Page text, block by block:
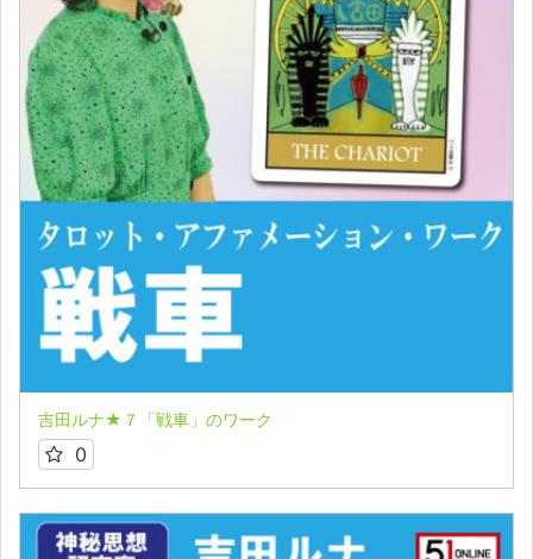
吉田ルナ★７「戦車」のワーク
0